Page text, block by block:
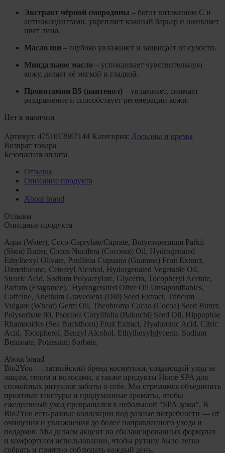
Экстракт чёрной смородины – богат витамином C и
антиоксидантами, укрепляет кожный барьер и оживляет
цвет лица.
Масло ши – глубоко увлажняет и защищает от сухости.
Миндальное масло – успокаивает чувствительную
кожу, делает её мягкой и гладкой.
Провитамин B5 (пантенол) – увлажняет, снимает
раздражение и способствует регенерации кожи.
Нет в наличии
Артикул: 4751013967144 Категория: Лосьоны и кремы
Возврат товара
Безопасная оплата
Отзывы
Описание продукта
About brand
Отзывы
Описание продукта
Aqua (Water), Coco-Caprylate/Caprate, Butyrospermum Parkii
(Shea) Butter, Cocos Nucifera (Coconut) Oil, Hydrogenated
Ethylhexyl Olivate, Paullinia Cupuana (Guarana) Fruit Extract,
Dimethicone, Cetearyl Alcohol, Hydorgenated Vegetable Oil,
Stearic Acid, Sodium Polyacrylate, Glycerin, Tocopheryl Acetate,
Parfum (Fragrance), Hydrogenated Olive Oil Unsaponifiables,
Caffeine, Anethum Graveolens (Dill) Seed Extract, Triticum
Vulgare (Wheat) Germ Oil, Theobroma Cacao (Cocoa) Seed Butter,
Polysorbate 80, Psoralea Corylifolia (Bakuchi) Seed Oil, Hippophae
Rhamnoides (Sea Buckthorn) Fruit Extract, Hyaluronic Acid, Citric
Acid, Tocopherol, Benzyl Alcohol, Ethylhexylglycerin, Sodium
Benzoate, Potassium Sorbate.
About brand
Bio2You — латвийский бренд косметики, создающий уход за
лицом, телом и волосами, а также продукты Home SPA для
спокойных ритуалов заботы о себе. Мы стремимся объединить
приятные текстуры и продуманные ароматы, чтобы
ежедневный уход превращался в небольшой “SPA дома”. В
Bio2You есть разные коллекции под разные потребности — от
очищения и увлажнения до более направленного ухода и
подарков. Мы делаем акцент на сбалансированных формулах
и комфортном использовании, чтобы рутину было легко
собрать и приятно соблюдать каждый день.